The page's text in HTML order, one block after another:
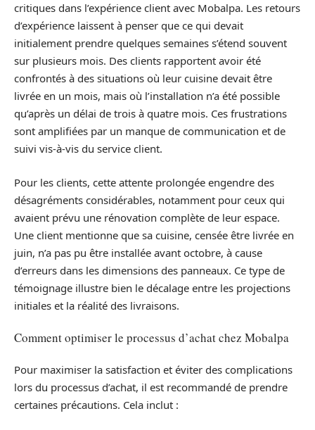
critiques dans l’expérience client avec Mobalpa. Les retours
d’expérience laissent à penser que ce qui devait
initialement prendre quelques semaines s’étend souvent
sur plusieurs mois. Des clients rapportent avoir été
confrontés à des situations où leur cuisine devait être
livrée en un mois, mais où l’installation n’a été possible
qu’après un délai de trois à quatre mois. Ces frustrations
sont amplifiées par un manque de communication et de
suivi vis-à-vis du service client.
Pour les clients, cette attente prolongée engendre des
désagréments considérables, notamment pour ceux qui
avaient prévu une rénovation complète de leur espace.
Une client mentionne que sa cuisine, censée être livrée en
juin, n’a pas pu être installée avant octobre, à cause
d’erreurs dans les dimensions des panneaux. Ce type de
témoignage illustre bien le décalage entre les projections
initiales et la réalité des livraisons.
Comment optimiser le processus d’achat chez Mobalpa
Pour maximiser la satisfaction et éviter des complications
lors du processus d’achat, il est recommandé de prendre
certaines précautions. Cela inclut :